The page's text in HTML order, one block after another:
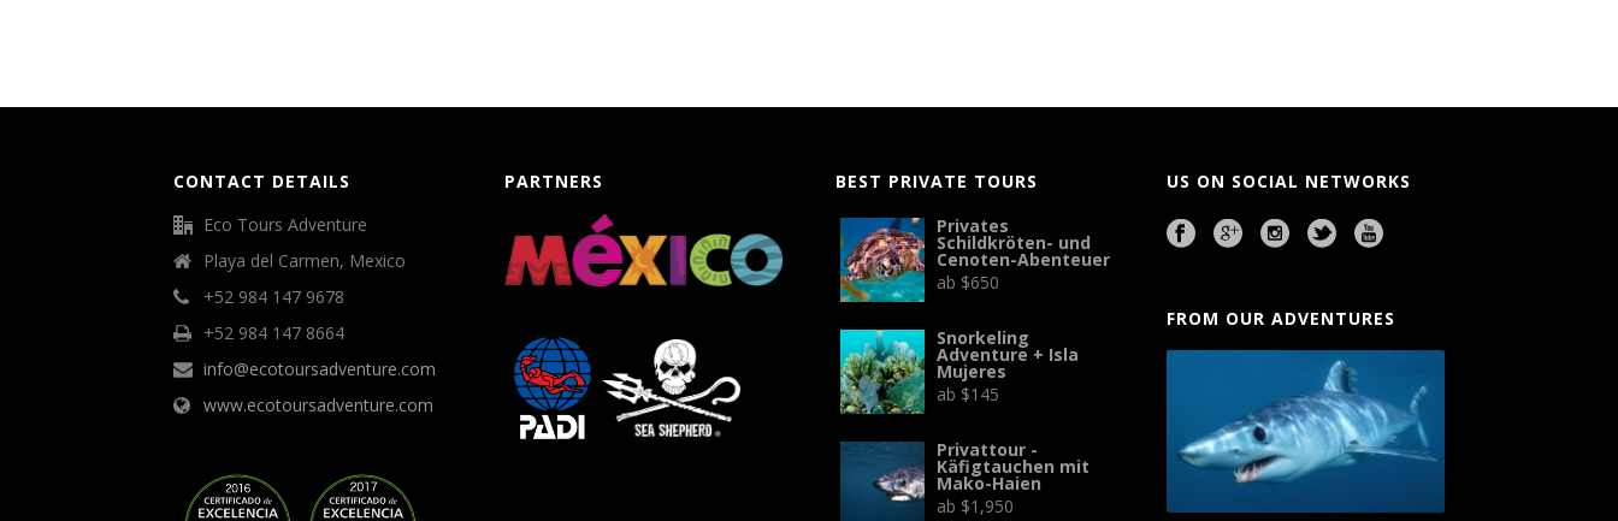
CONTACT DETAILS
Eco Tours Adventure
Playa del Carmen, Mexico
+52 984 147 9678
+52 984 147 8664
info@ecotoursadventure.com
www.ecotoursadventure.com
PARTNERS
BEST PRIVATE TOURS
Privates
Schildkröten- und
Cenoten-Abenteuer
ab $650
Snorkeling
Adventure + Isla
Mujeres
ab $145
Privattour -
Käfigtauchen mit
Mako-Haien
ab $1,950
US ON SOCIAL NETWORKS
FROM OUR ADVENTURES